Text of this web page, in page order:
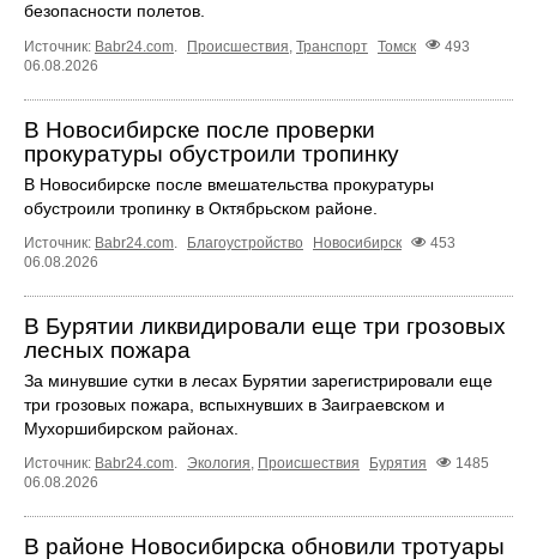
безопасности полетов.
Источник: Babr24.com Происшествия Транспорт Томск
493
06.08.2026
В Новосибирске после проверки
прокуратуры обустроили тропинку
В Новосибирске после вмешательства прокуратуры
обустроили тропинку в Октябрьском районе.
Источник: Babr24.com Благоустройство Новосибирск
453
06.08.2026
В Бурятии ликвидировали еще три грозовых
лесных пожара
За минувшие сутки в лесах Бурятии зарегистрировали еще
три грозовых пожара, вспыхнувших в Заиграевском и
Мухоршибирском районах.
Источник: Babr24.com Экология Происшествия Бурятия
1485
06.08.2026
В районе Новосибирска обновили тротуары